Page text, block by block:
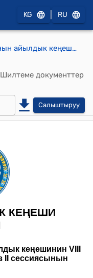
KG RU
Багыш айыл аймагынын айылдык кеңешинин 2024-жылынын 18-декабрындагы №2/4 «Багыш айыл аймагынын калктуу конуштардагы имараттардын, курулуштардын фасадынын тышкы кѳрүнүшүнѳ карата милдеттүү аткаруу үчүн бирдиктүү талаптарын жалпы жобосун бекитип берүү жөнүндө» токтому
Шилтеме документтер
Салыштыруу